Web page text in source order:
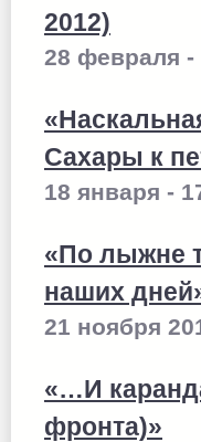
2012)
28 февраля -
Сахары к
18 января -
«По лыжне
наших
21 ноября
«…И
фронта)»